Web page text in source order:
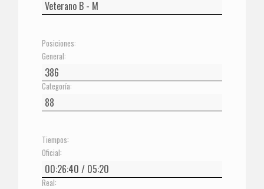
Posiciones:
General:
Categoría:
Tiempos:
Oficial:
Real: